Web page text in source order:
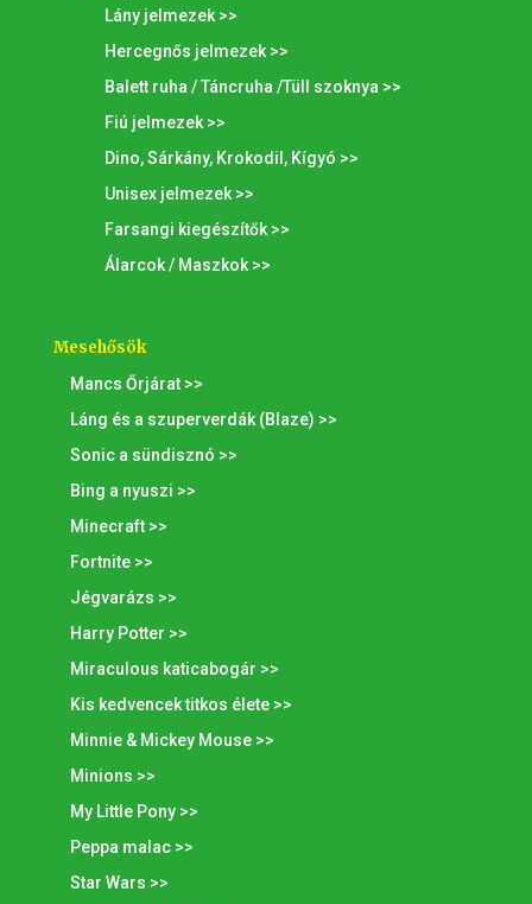
Lány jelmezek >>
Hercegnős jelmezek >>
Balett ruha / Táncruha /Tüll szoknya >>
Fiú jelmezek >>
Dino, Sárkány, Krokodil, Kígyó >>
Unisex jelmezek >>
Farsangi kiegészítők >>
Álarcok / Maszkok >>
Mesehősök
Mancs Őrjárat >>
Láng és a szuperverdák (Blaze) >>
Sonic a sündisznó >>
Bing a nyuszi >>
Minecraft >>
Fortnite >>
Jégvarázs >>
Harry Potter >>
Miraculous katicabogár >>
Kis kedvencek titkos élete >>
Minnie & Mickey Mouse >>
Minions >>
My Little Pony >>
Peppa malac >>
Star Wars >>